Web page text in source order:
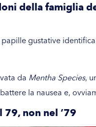
della famiglia
gustative
da Mentha Species,
la nausea e,
non nel ’79